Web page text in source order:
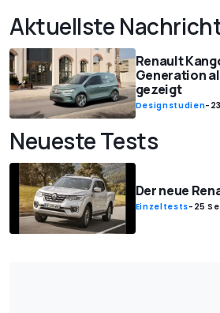
Aktuellste
Renault
Generation
gezeigt
Designstudien-
Neueste Tests
Der neue
Einzeltests- 25